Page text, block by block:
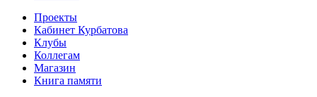
Проекты
Кабинет Курбатова
Клубы
Коллегам
Магазин
Книга памяти